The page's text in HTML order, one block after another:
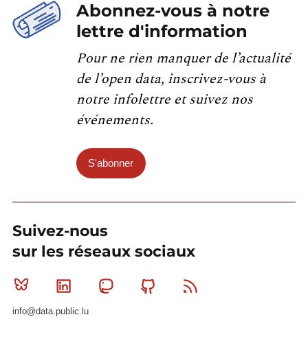
Abonnez-vous à notre
lettre d'information
Pour ne rien manquer de l’actualité
de l’open data, inscrivez-vous à
notre infolettre et suivez nos
événements.
S'abonner
Suivez-nous
sur les réseaux sociaux
Bluesky Linkedin MastodonGithub
info@data.public.lu